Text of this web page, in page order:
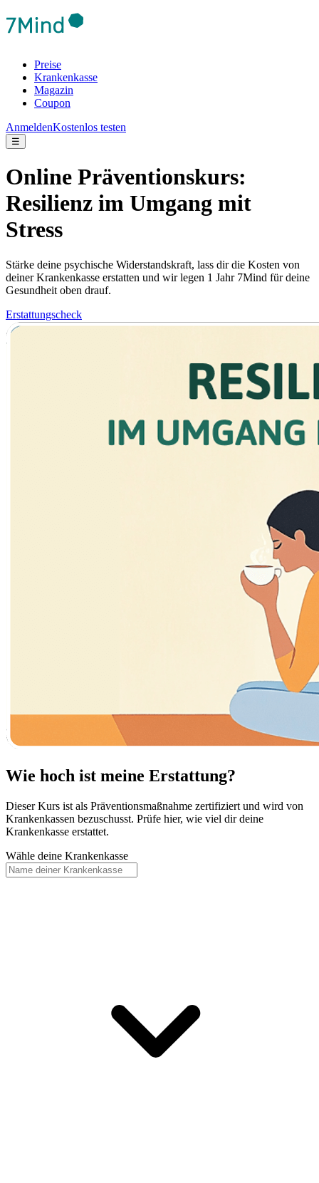
Preise
Krankenkasse
Magazin
Coupon
AnmeldenKostenlos testen
☰
Online Präventionskurs:
Resilienz im Umgang mit
Stress
Stärke deine psychische Widerstandskraft, lass dir die Kosten von
deiner Krankenkasse erstatten und wir legen 1 Jahr 7Mind für deine
Gesundheit oben drauf.
Erstattungscheck
Wie hoch ist meine Erstattung?
Dieser Kurs ist als Präventionsmaßnahme zertifiziert und wird von
Krankenkassen bezuschusst. Prüfe hier, wie viel dir deine
Krankenkasse erstattet.
Wähle deine Krankenkasse